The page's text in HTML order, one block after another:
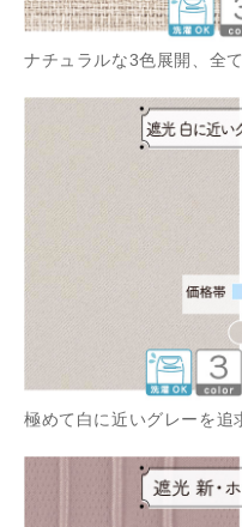
ナチュラルな3色展開、全
極めて白に近いグレーを追